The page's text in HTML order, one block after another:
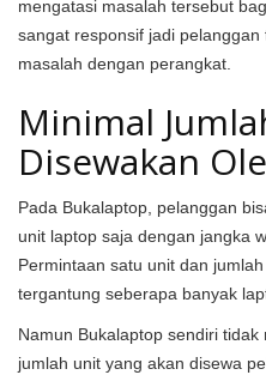
mengatasi masalah tersebut
sangat responsif jadi
masalah dengan perangkat.
Minimal
Disewakan
Pada Bukalaptop, pelanggan
unit laptop saja dengan jangka
Permintaan satu unit dan
tergantung seberapa banyak
Namun Bukalaptop sendiri
jumlah unit yang akan disewa